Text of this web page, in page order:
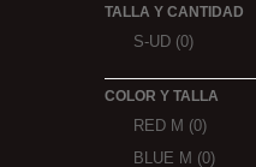
TALLA Y CANTIDAD
S-UD (0)
COLOR Y TALLA
RED M (0)
BLUE M (0)